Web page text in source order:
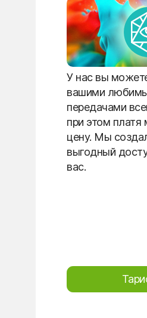
У нас вы
вашими
передачами
при этом
цену. Мы
выгодный
вас.